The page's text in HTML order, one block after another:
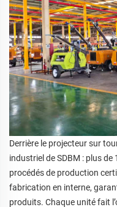
Derrière le projecteur sur
industriel de SDBM : plus
procédés de production
fabrication en interne,
produits. Chaque unité fait